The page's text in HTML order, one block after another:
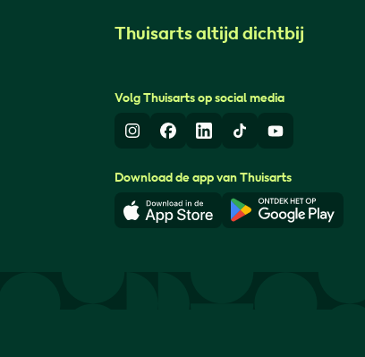
Thuisarts altijd dichtbij
Volg Thuisarts op social media
InstagramFacebook
LinkedInTikTokYoutube
Download de app van Thuisarts
Download in de App Store
Download